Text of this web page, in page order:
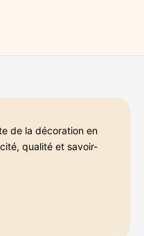
de la décoration en
qualité et savoir-